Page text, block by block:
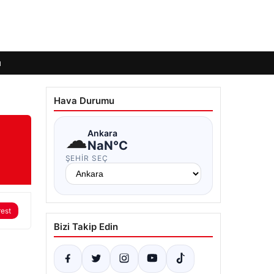
Hava Durumu
☁Ankara
NaN°C
ŞEHIR SEÇ
Bizi Takip Edin